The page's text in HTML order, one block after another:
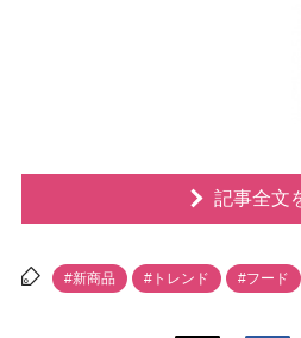
記事全文
#新商品 #トレンド #フード